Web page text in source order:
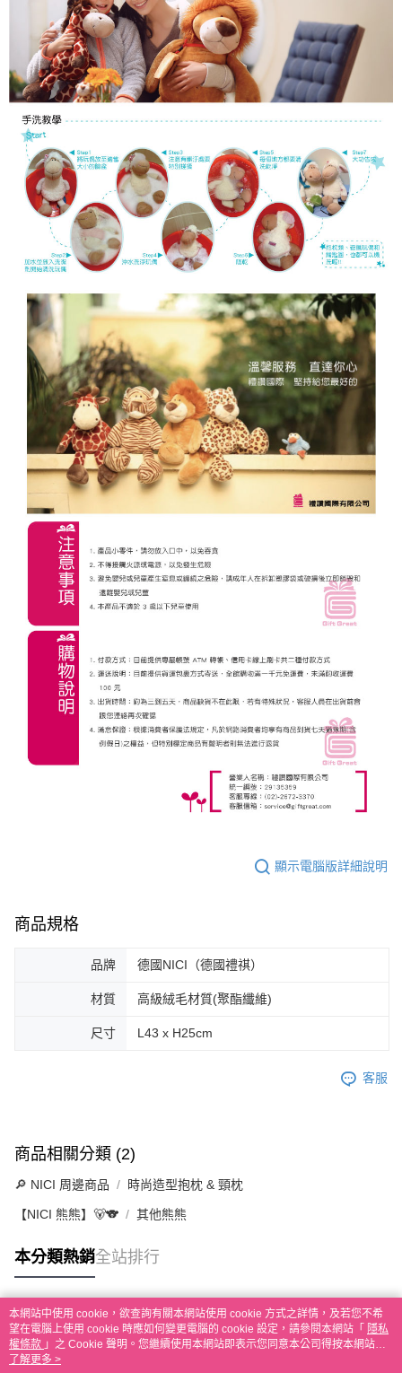
顯示電腦版詳細說明
商品規格
品牌 德國NICI（德國禮祺）
材質 高級絨毛材質(聚酯纖維)
尺寸 L43 x H25cm
客服
商品相關分類 (2)
🔎 NICI 周邊商品 時尚造型抱枕 & 頸枕
【NICI 熊熊】🐻🐨 其他熊熊
本分類熱銷全站排行
熱門標籤
本網站中使用 cookie，欲查詢有關本網站使用 cookie 方式之詳情，及若您不希
望在電腦上使用 cookie 時應如何變更電腦的 cookie 設定，請參閱本網站「 隱私
權條款 」之 Cookie 聲明。您繼續使用本網站即表示您同意本公司得按本網站使
用條款之 Cookie 聲明使用 cookie。
了解更多 >